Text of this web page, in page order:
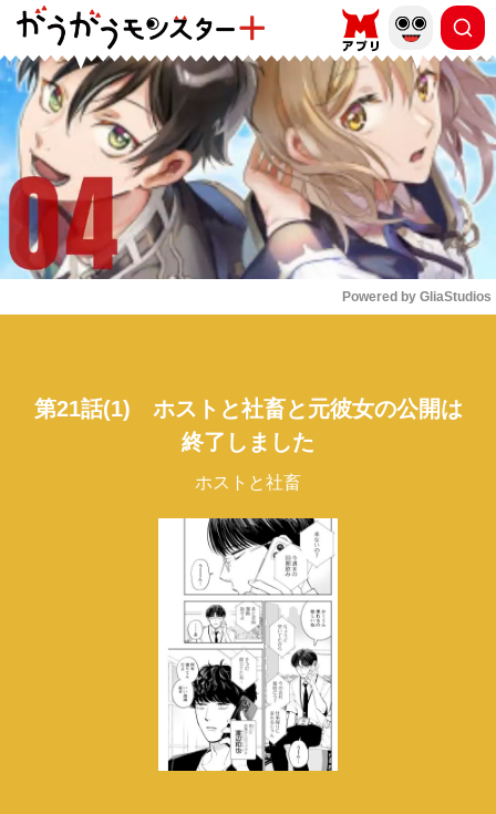
もっと読む
Powered by GliaStudios
第21話(1) ホストと社畜と元彼女の公開は
終了しました
ホストと社畜